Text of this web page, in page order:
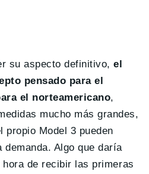
su aspecto definitivo,el
pensado para el
el norteamericano,
mucho más grandes,
propio Model 3 pueden
Algo que daría
de recibir las primeras